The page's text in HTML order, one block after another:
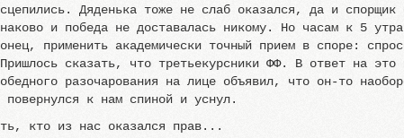
Дяденька тоже не слаб оказался, да и спорщик
и победа не доставалась никому. Но часам к 5
применить академически точный прием в споре:
сказать, что третьекурсники ФФ. В ответ на это
разочарования на лице объявил, что он-то
повернулся к нам спиной и уснул.
кто из нас оказался прав...